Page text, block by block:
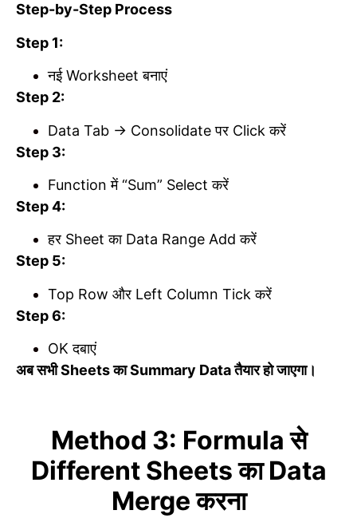
Step-by-Step Process
Step 1:
नई Worksheet बनाएं
Step 2:
Data Tab → Consolidate पर Click करें
Step 3:
Function में “Sum” Select करें
Step 4:
हर Sheet का Data Range Add करें
Step 5:
Top Row और Left Column Tick करें
Step 6:
OK दबाएं
अब सभी Sheets का Summary Data तैयार हो जाएगा।
Method 3: Formula से
Different Sheets का Data
Merge करना